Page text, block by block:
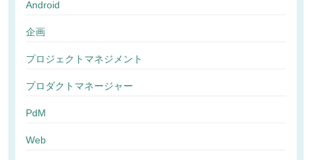
Android
企画
プロジェクトマネジメント
プロダクトマネージャー
PdM
Web